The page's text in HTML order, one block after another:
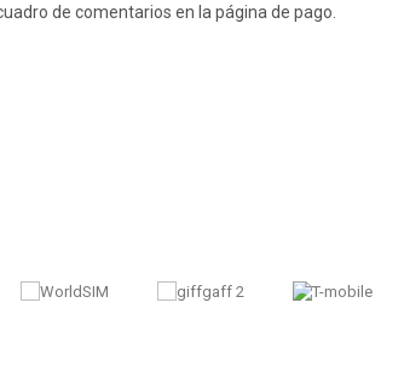
de comentarios en la página de pago.